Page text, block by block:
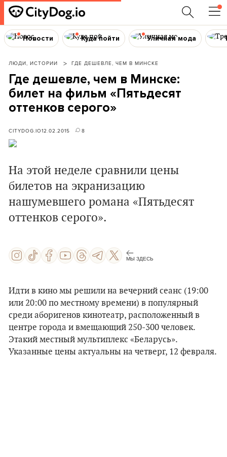
Новости Куда пойти Уличная мода
ЛЮДИ, ИСТОРИИ ГДЕ ДЕШЕВЛЕ, ЧЕМ В МИНСКЕ
Где дешевле, чем в Минске:
билет на фильм «Пятьдесят
оттенков серого»
CITYDOG.IO12.02.2015 8
На этой неделе сравнили цены
билетов на экранизацию
нашумевшего романа «Пятьдесят
оттенков серого».
МЫ ЗДЕСЬ
Идти в кино мы решили на вечерний сеанс (19:00
или 20:00 по местному времени) в популярный
среди аборигенов кинотеатр, расположенный в
центре города и вмещающий 250-300 человек.
Этакий местный мультиплекс «Беларусь».
Указанные цены актуальны на четверг, 12 февраля.